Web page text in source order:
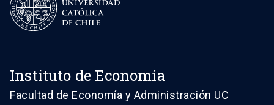
Instituto de Economía
Facultad de Economía y Administración UC